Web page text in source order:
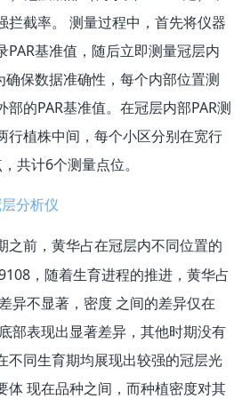
拦截率。 测量过程中，首先将仪器
PAR基准值，随后立即测量冠层内
确保数据准确性，每个内部位置测
的PAR基准值。在冠层内部PAR测
行植株中间，每个小区分别在宽行
共计6个测量点位。
分析仪
之前，黄华占在冠层内不同位置的
，随着生育进程的推进，黄华占
异不显著，密度 之间的差异仅在
部表现出显著差异，其他时期没有
不同生育期均展现出较强的冠层光
体 现在品种之间，而种植密度对其